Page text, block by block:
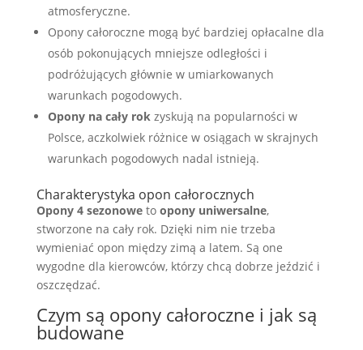
atmosferyczne.
Opony całoroczne mogą być bardziej opłacalne dla
osób pokonujących mniejsze odległości i
podróżujących głównie w umiarkowanych
warunkach pogodowych.
Opony na cały rokzyskują na popularności w
Polsce, aczkolwiek różnice w osiągach w skrajnych
warunkach pogodowych nadal istnieją.
Charakterystyka opon całorocznych
Opony 4 sezonoweto opony uniwersalne,
stworzone na cały rok. Dzięki nim nie trzeba
wymieniać opon między zimą a latem. Są one
wygodne dla kierowców, którzy chcą dobrze jeździć i
oszczędzać.
Czym są opony całoroczne i jak są
budowane